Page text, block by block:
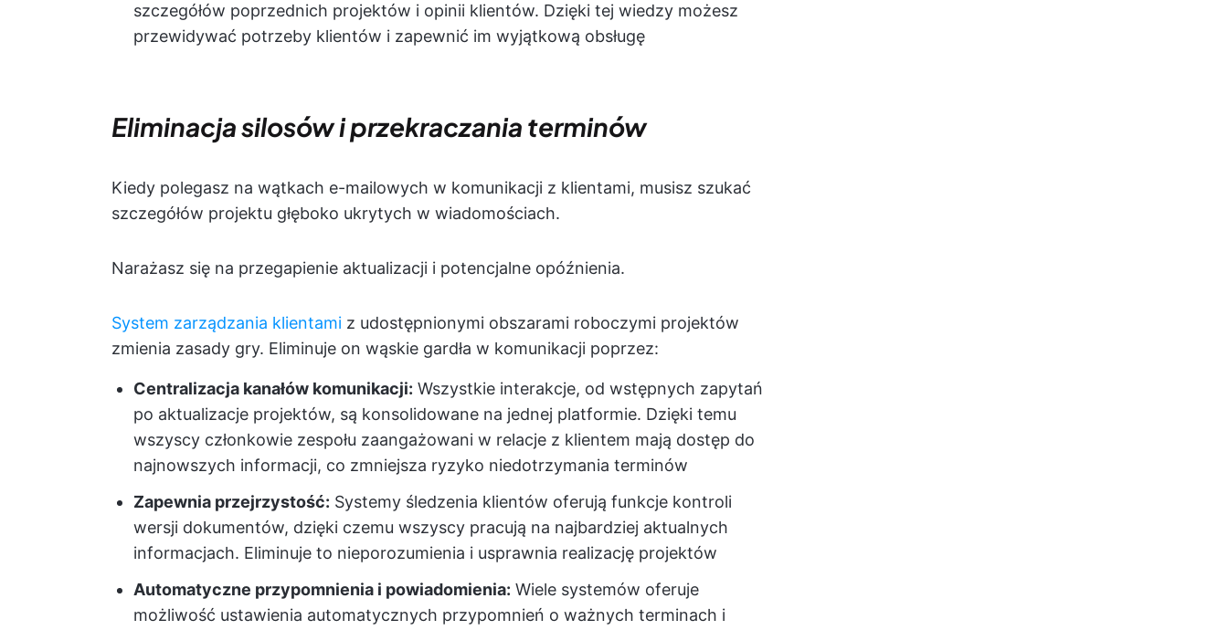
szczegółów poprzednich projektów i opinii klientów. Dzięki tej wiedzy możesz
przewidywać potrzeby klientów i zapewnić im wyjątkową obsługę
Eliminacja silosów i przekraczania terminów
Kiedy polegasz na wątkach e-mailowych w komunikacji z klientami, musisz szukać
szczegółów projektu głęboko ukrytych w wiadomościach.
Narażasz się na przegapienie aktualizacji i potencjalne opóźnienia.
System zarządzania klientami z udostępnionymi obszarami roboczymi projektów
zmienia zasady gry. Eliminuje on wąskie gardła w komunikacji poprzez:
Centralizacja kanałów komunikacji: Wszystkie interakcje, od wstępnych zapytań
po aktualizacje projektów, są konsolidowane na jednej platformie. Dzięki temu
wszyscy członkowie zespołu zaangażowani w relacje z klientem mają dostęp do
najnowszych informacji, co zmniejsza ryzyko niedotrzymania terminów
Zapewnia przejrzystość: Systemy śledzenia klientów oferują funkcje kontroli
wersji dokumentów, dzięki czemu wszyscy pracują na najbardziej aktualnych
informacjach. Eliminuje to nieporozumienia i usprawnia realizację projektów
Automatyczne przypomnienia i powiadomienia: Wiele systemów oferuje
możliwość ustawienia automatycznych przypomnień o ważnych terminach i